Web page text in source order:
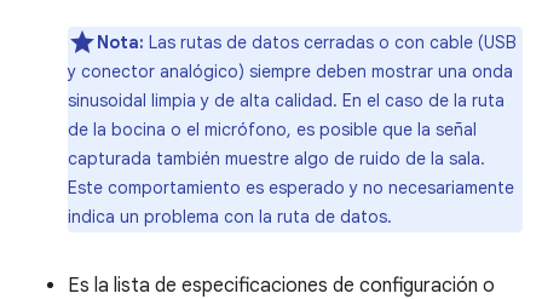
Nota: Las rutas de datos cerradas o con cable (USB
y conector analógico) siempre deben mostrar una onda
sinusoidal limpia y de alta calidad. En el caso de la ruta
de la bocina o el micrófono, es posible que la señal
capturada también muestre algo de ruido de la sala.
Este comportamiento es esperado y no necesariamente
indica un problema con la ruta de datos.
Es la lista de especificaciones de configuración o